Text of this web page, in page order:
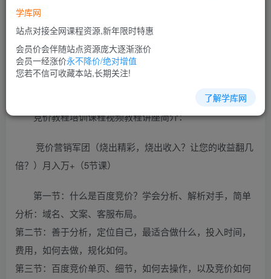
立即购买
您当前未登录！建议登陆后购买，可保存购买订单
竞价教程培训课程视频教程讲座简介：
竞价营销军团（烧出精彩，烧出收入？让您的收益翻几
倍？）月入万+（5节课）
第一节：什么是百度竞价？学会分析、解析对手，简单
分析：域名、文案、客服布局。
第二节：善于分析，定位自己，最适合做什么，投入时间，
费用，如何去做，规化如何。
第三节：百度竞价单页、细节，如何去操作，以及竞价如何
学库网
站点对接全网课程资源,新年限时特惠
会员价会伴随站点资源庞大逐渐涨价
会员一经涨价永不降价/绝对增值
您若不信可收藏本站,长期关注!
了解学库网